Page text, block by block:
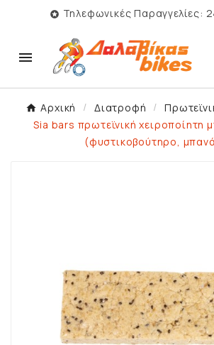
 Τηλεφωνικές Παραγγελίες:

Αρχική Διατροφή
Sia bars πρωτεϊνική χειροποίητη
(φυστικοβούτηρο,